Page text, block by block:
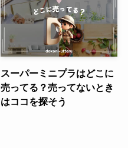
スーパーミニプラはどこに
売ってる？売ってないとき
はココを探そう